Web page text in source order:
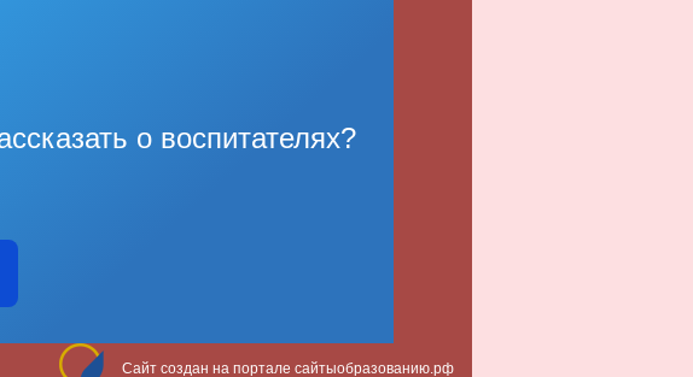
о воспитателях?
Сайт создан на портале сайтыобразованию.рф